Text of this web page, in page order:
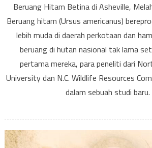
Hitam
Betina
di
Asheville,
Melahirkan
Beruang Hitam Betina di Asheville,
Beruang hitam (Ursus americanus)
lebih muda di daerah perkotaan dan
beruang di hutan nasional tak lama
pertama mereka, para peneliti dari
University dan N.C. Wildlife Resources
dalam sebuah studi